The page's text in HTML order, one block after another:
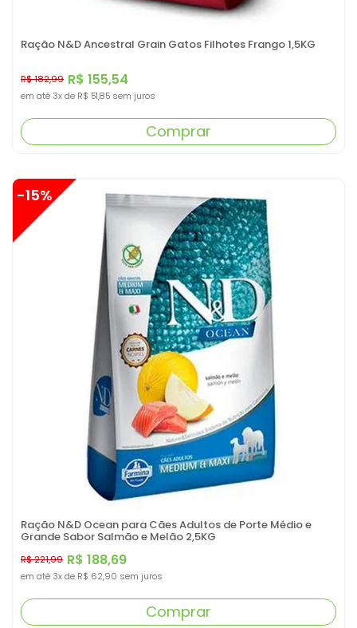
Ração N&D Ancestral Grain Gatos Filhotes Frango 1,5KG
R$ 155,54
R$ 182,99
em até 3x de R$ 51,85 sem juros
Comprar
Ração N&D Ocean para Cães Adultos de Porte Médio e
Grande Sabor Salmão e Melão 2,5KG
R$ 188,69
R$ 221,99
-15%
em até 3x de R$ 62,90 sem juros
Comprar